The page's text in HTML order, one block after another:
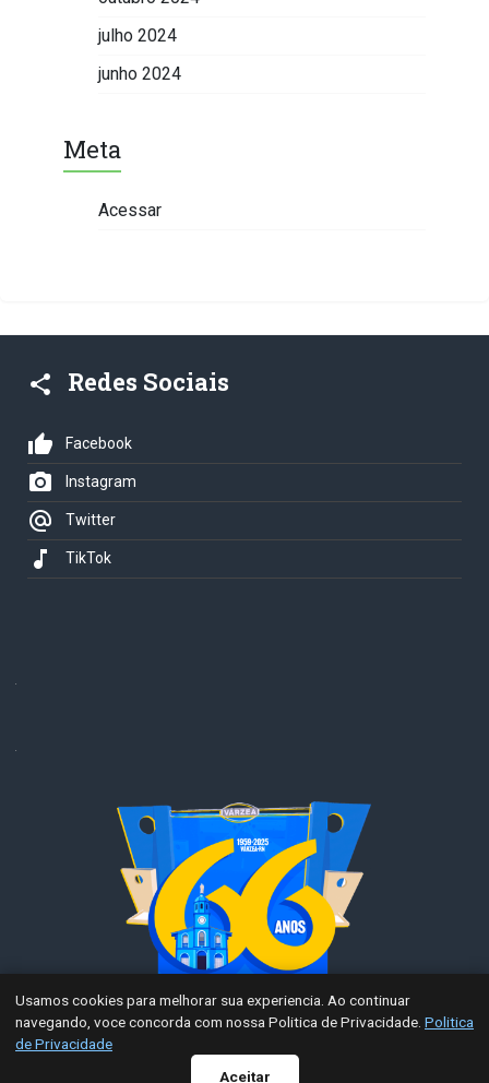
julho 2024
junho 2024
Meta
Acessar
share Redes Sociais
thumb_up Facebook
photo_camera Instagram
alternate_email Twitter
music_note TikTok
.
.
Usamos cookies para melhorar sua experiencia. Ao continuar
navegando, voce concorda com nossa Politica de Privacidade. Politica
de Privacidade
Aceitar